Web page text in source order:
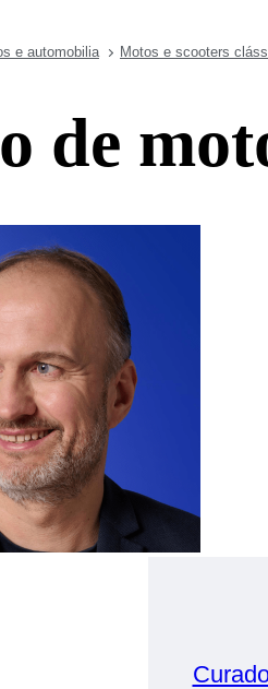
e automobilia Motos e scooters
de